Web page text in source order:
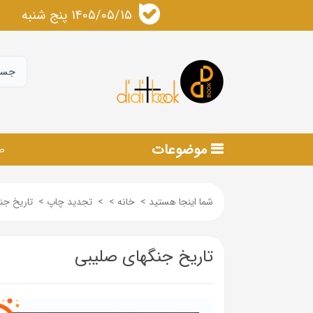
1405/05/15 پنج شنبه
موضوعات
شما اینجا هستید > خانه >
> تجدید چاپ > تاریخ
تاریخ جنگهای صلیبی